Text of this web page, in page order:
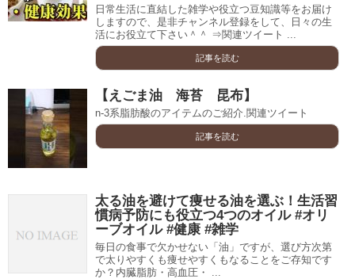
日常生活に直結した雑学や役立つ豆知識等をお届け
しますので、是非チャンネル登録をして、日々の生
活にお役立て下さい＾＾ ⇒関連ツイート ...
記事を読む
【えごま油 海苔 昆布】
n-3系脂肪酸のアイテムのご紹介.関連ツイート
記事を読む
太る油を避けて痩せる油を選ぶ！生活習
慣病予防にも役立つ4つのオイル #オリ
ーブオイル #健康 #雑学
毎日の食事で欠かせない「油」ですが、選び方次第
で太りやすくも痩せやすくもなることをご存知です
か？内臓脂肪・高血圧・ ...